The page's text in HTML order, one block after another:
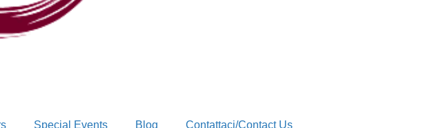
Special Events Blog Contattaci/Contact Us